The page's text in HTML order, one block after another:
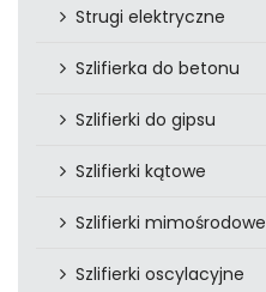
Strugi elektryczne
Szlifierka do betonu
Szlifierki do gipsu
Szlifierki kątowe
Szlifierki mimośrodowe
Szlifierki oscylacyjne